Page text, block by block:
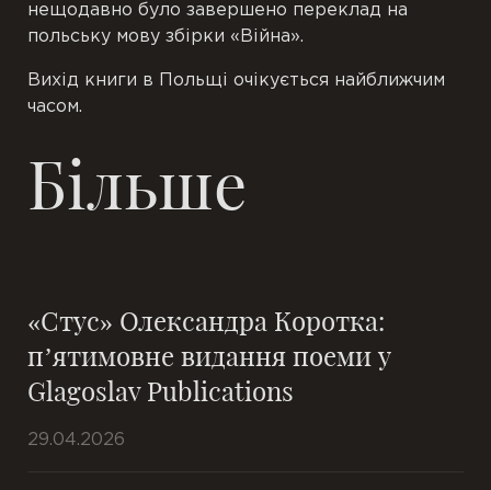
нещодавно було завершено переклад на
польську мову збірки «Війна».
Вихід книги в Польщі очікується найближчим
часом.
Більше
«Стус» Олександра Коротка:
п’ятимовне видання поеми у
Glagoslav Publications
29.04.2026